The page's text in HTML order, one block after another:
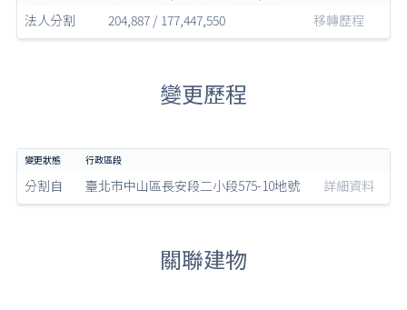
法人分割 204,887 / 177,447,550 移轉歷程
變更歷程
分割自 臺北市中山區長安段二小段575-10地號 詳細資料
關聯建物